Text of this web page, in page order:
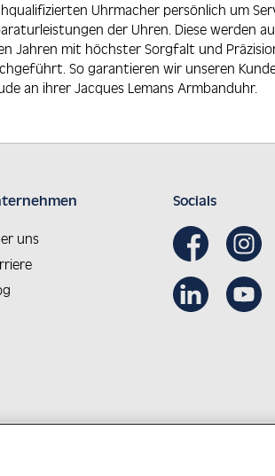
Uhrmacher persönlich um
der Uhren. Diese werden
Jahren mit höchster Sorgfalt und
So garantieren wir unseren
an ihrer Jacques Lemans Armbanduhr.
uns
Socials